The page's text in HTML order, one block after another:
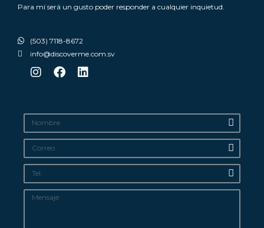
Para mí será un gusto poder responder a cualquier inquietud.
(503) 7118-8672
info@discoverme.com.sv